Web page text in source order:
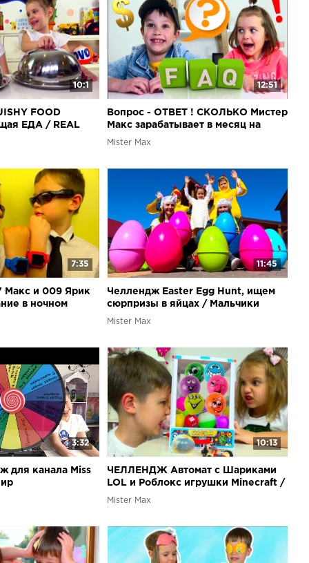
10:1
FOOD
ЕДА / REAL
CHALLENGE!
12:51
Вопрос - ОТВЕТ ! СКОЛЬКО Мистер
Макс зарабатывает в месяц на
YouTube / Когда House Tour?
Mister Max
7:35
Макс и 009 Ярик
в ночном
Kiev
11:45
Челлендж Easter Egg Hunt, ищем
сюрпризы в яйцах / Мальчики
против девочек
Mister Max
3:32
для канала Miss
10:13
ЧЕЛЛЕНДЖ Автомат с Шариками
LOL и Роблокс игрушки Minecraft /
Toys Dispenser Challenge
Mister Max